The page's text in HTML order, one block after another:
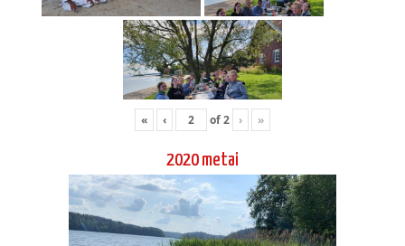
« ‹ of2 › »
2020 metai